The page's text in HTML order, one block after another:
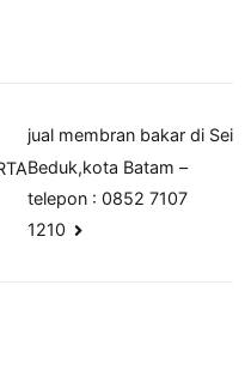
jual membran bakar di Sei
Beduk,kota Batam –
telepon : 0852 7107
1210